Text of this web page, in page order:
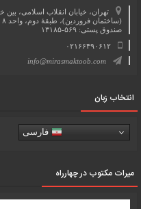
صندوق پستی: ۵۶۹-۱۳۱۸۵
۰۲۱۶۶۴۹۰۶۱۲
info@mirasmaktoob.com
انتخاب زبان
فارسی
میرات مکتوب در چهارراه